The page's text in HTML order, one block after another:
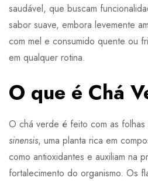
saudável, que buscam
sabor suave, embora levemente
com mel e consumido quente ou
em qualquer rotina.
O que é Chá
O chá verde é feito com as folhas
sinensis, uma planta rica em
como antioxidantes e auxiliam na
fortalecimento do organismo. Os